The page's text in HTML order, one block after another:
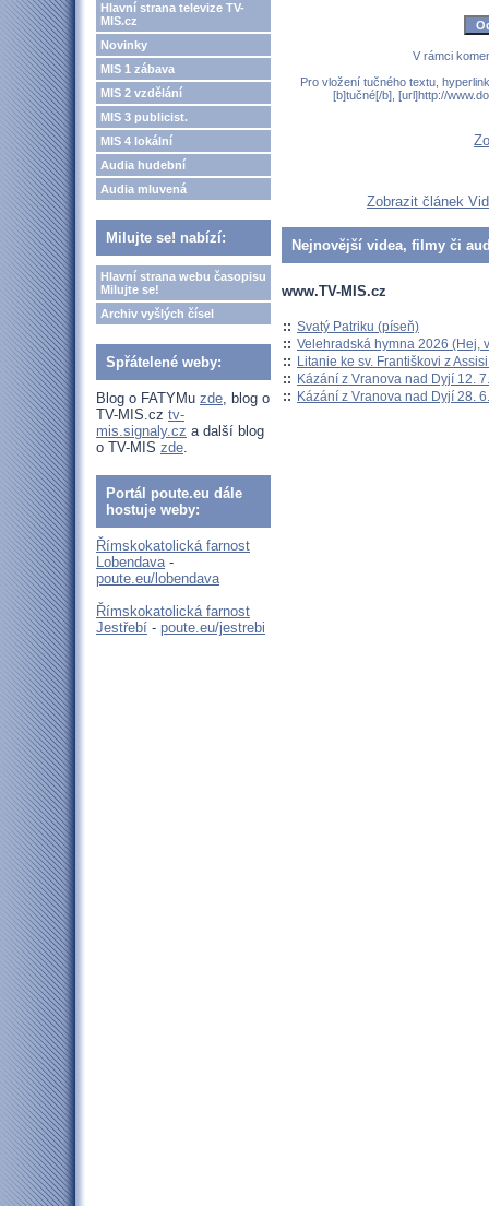
Hlavní strana televize TV-
MIS.cz
Novinky
MIS 1 zábava
MIS 2 vzdělání
MIS 3 publicist.
MIS 4 lokální
Audia hudební
Audia mluvená
Milujte se! nabízí:
Hlavní strana webu časopisu
Milujte se!
Archiv vyšlých čísel
Spřátelené weby:
Blog o FATYMu zde, blog o
TV-MIS.cz tv-
mis.signaly.cz a další blog
o TV-MIS zde.
Portál poute.eu dále
hostuje weby:
Římskokatolická farnost
Lobendava-
poute.eu/lobendava
Římskokatolická farnost
Jestřebí - poute.eu/jestrebi
V rámci
Pro vložení tučného textu,
[b]tučné[/b], [url]http://
Zobrazit článek
Nejnovější videa, filmy či
www.TV-MIS.cz
:: Svatý Patriku (píseň)
:: Velehradská hymna 2026 (Hej,
:: Litanie ke sv. Františkovi z
:: Kázání z Vranova nad Dyjí 12.
:: Kázání z Vranova nad Dyjí 28.